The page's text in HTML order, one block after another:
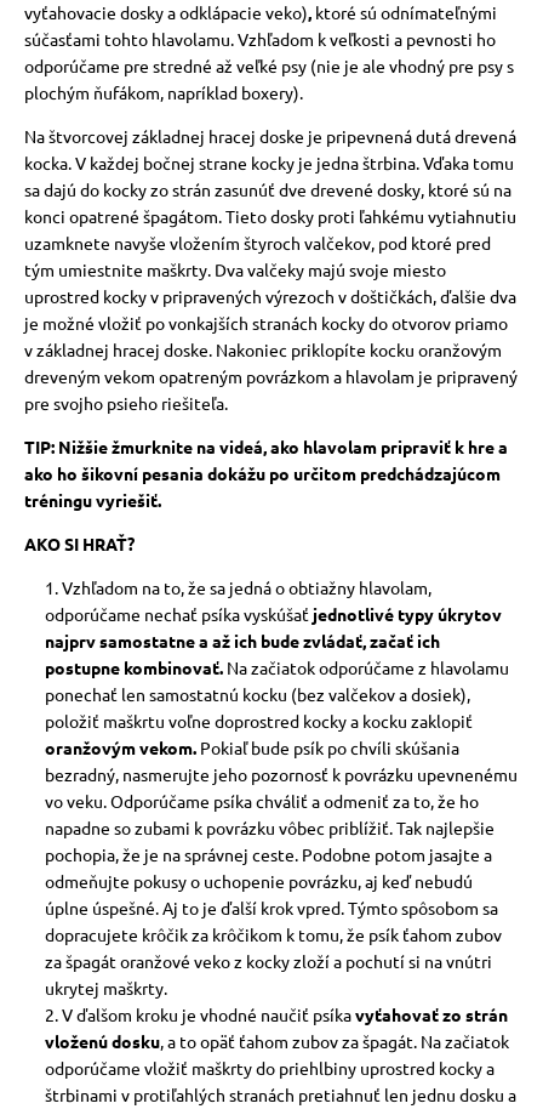
vyťahovacie dosky a odklápacie veko), ktoré sú odnímateľnými
súčasťami tohto hlavolamu.Vzhľadom k veľkosti a pevnosti ho
odporúčame pre stredné až veľké psy (nie je ale vhodný pre psy s
plochým ňufákom, napríklad boxery).
Na štvorcovej základnej hracej doske je pripevnená dutá drevená
kocka.V každej bočnej strane kocky je jedna štrbina.Vďaka tomu
sa dajú do kocky zo strán zasunúť dve drevené dosky, ktoré sú na
konci opatrené špagátom.Tieto dosky proti ľahkému vytiahnutiu
uzamknete navyše vložením štyroch valčekov, pod ktoré pred
tým umiestnite maškrty. Dva valčeky majú svoje miesto
uprostred kocky v pripravených výrezoch v doštičkách, ďalšie dva
je možné vložiť po vonkajších stranách kocky do otvorov priamo
v základnej hracej doske. Nakoniec priklopíte kocku oranžovým
dreveným vekom opatreným povrázkom a hlavolam je pripravený
pre svojho psieho riešiteľa.
TIP: Nižšie žmurknite na videá, ako hlavolam pripraviť k hre a
ako ho šikovní pesania dokážu po určitom predchádzajúcom
tréningu vyriešiť.
AKO SI HRAŤ?
Vzhľadom na to, že sa jedná o obtiažny hlavolam,
odporúčame nechať psíka vyskúšať jednotlivé typy úkrytov
najprv samostatne a až ich bude zvládať, začať ich
postupne kombinovať. Na začiatok odporúčame z hlavolamu
ponechať len samostatnú kocku (bez valčekov a dosiek),
položiť maškrtu voľne doprostred kocky a kocku zaklopiť
oranžovým vekom. Pokiaľ bude psík po chvíli skúšania
bezradný, nasmerujte jeho pozornosť k povrázku upevnenému
vo veku. Odporúčame psíka chváliť a odmeniť za to, že ho
napadne so zubami k povrázku vôbec priblížiť. Tak najlepšie
pochopia, že je na správnej ceste. Podobne potom jasajte a
odmeňujte pokusy o uchopenie povrázku, aj keď nebudú
úplne úspešné. Aj to je ďalší krok vpred. Týmto spôsobom sa
dopracujete krôčik za krôčikom k tomu, že psík ťahom zubov
za špagát oranžové veko z kocky zloží a pochutí si na vnútri
ukrytej maškrty.
V ďalšom kroku je vhodné naučiť psíkavyťahovať zo strán
vloženú dosku, a to opäť ťahom zubov za špagát. Na začiatok
odporúčame vložiť maškrty do priehlbiny uprostred kocky a
štrbinami v protiľahlých stranách pretiahnuť len jednu dosku a